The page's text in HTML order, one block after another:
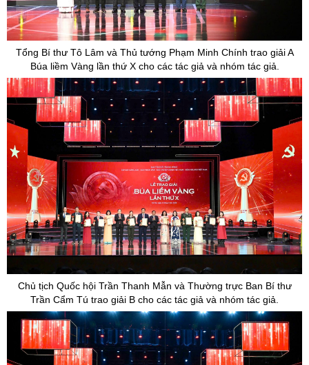
Tổng Bí thư Tô Lâm và Thủ tướng Phạm Minh Chính trao giải A
Búa liềm Vàng lần thứ X cho các tác giả và nhóm tác giả.
Chủ tịch Quốc hội Trần Thanh Mẫn và Thường trực Ban Bí thư
Trần Cẩm Tú trao giải B cho các tác giả và nhóm tác giả.